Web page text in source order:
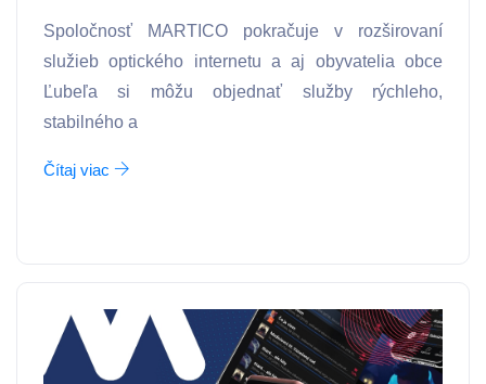
Spoločnosť MARTICO pokračuje v rozširovaní
služieb optického internetu a aj obyvatelia obce
Ľubeľa si môžu objednať služby rýchleho,
stabilného a
Čítaj viac